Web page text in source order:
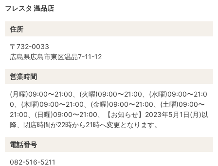
フレスタ 温品店
住所
〒732-0033
広島県広島市東区温品7-11-12
営業時間
(月曜)09:00〜21:00、(火曜)09:00〜21:00、(水曜)09:00〜21:0
0、(木曜)09:00〜21:00、(金曜)09:00〜21:00、(土曜)09:00〜
21:00、(日曜)09:00〜21:00、【お知らせ】2023年5月1日(月)以
降、閉店時間が22時から21時へ変更となります。
電話番号
082-516-5211